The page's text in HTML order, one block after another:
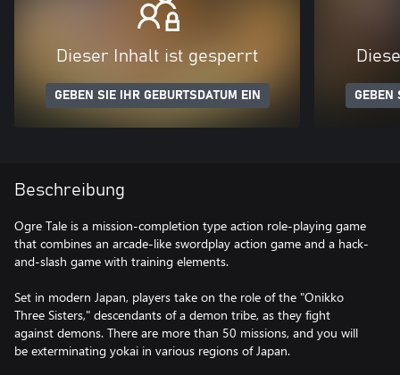
Dieser Inhalt ist gesperrt
GEBEN SIE IHR GEBURTSDATUM EIN GEBEN
Beschreibung
Ogre Tale is a mission-completion type action role-playing game
that combines an arcade-like swordplay action game and a hack-
and-slash game with training elements.
Set in modern Japan, players take on the role of the "Onikko
Three Sisters," descendants of a demon tribe, as they fight
against demons. There are more than 50 missions, and you will
be exterminating yokai in various regions of Japan.